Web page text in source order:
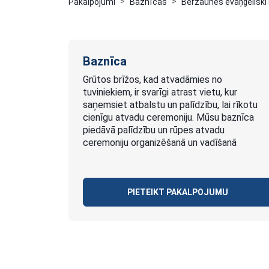
Baznīca
Grūtos brīžos, kad atvadāmies no
tuviniekiem, ir svarīgi atrast vietu, kur
saņemsiet atbalstu un palīdzību, lai rīkotu
cienīgu atvadu ceremoniju. Mūsu baznīca
piedāvā palīdzību un rūpes atvadu
ceremoniju organizēšanā un vadīšanā
PIETEIKT PAKALPOJUMU